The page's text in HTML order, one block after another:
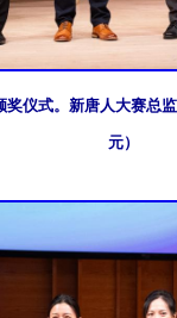
仪式。新唐人大赛总
元）